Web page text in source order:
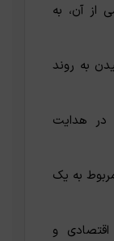
از آن، به
به روند
در هدایت
به یک
اقتصادی و